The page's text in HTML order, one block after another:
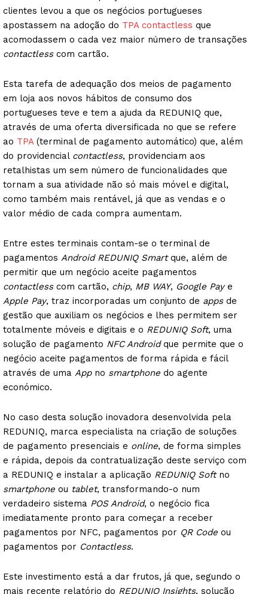
clientes levou a que os negócios portugueses
apostassem na adoção do TPA contactless que
acomodassem o cada vez maior número de transações
contactlesscom cartão.
Esta tarefa de adequação dos meios de pagamento
em loja aos novos hábitos de consumo dos
portugueses teve e tem a ajuda da REDUNIQ que,
através de uma oferta diversificada no que se refere
ao TPA(terminal de pagamento automático) que, além
do providencial contactless, providenciam aos
retalhistas um sem número de funcionalidades que
tornam a sua atividade não só mais móvel e digital,
como também mais rentável, já que as vendas e o
valor médio de cada compra aumentam.
Entre estes terminais contam-se o terminal de
pagamentos Android REDUNIQ Smartque, além de
permitir que um negócio aceite pagamentos
contactlesscom cartão, chip, MB WAY, Google Paye
Apple Pay, traz incorporadas um conjunto de appsde
gestão que auxiliam os negócios e lhes permitem ser
totalmente móveis e digitais e o REDUNIQ Soft, uma
solução de pagamento NFC Androidque permite que o
negócio aceite pagamentos de forma rápida e fácil
através de uma Appno smartphone do agente
económico.
No caso desta solução inovadora desenvolvida pela
REDUNIQ, marca especialista na criação de soluções
de pagamento presenciais e online, de forma simples
e rápida, depois da contratualização deste serviço com
a REDUNIQ e instalar a aplicação REDUNIQ Softno
smartphone ou tablet, transformando-o num
verdadeiro sistema POS Android, o negócio fica
imediatamente pronto para começar a receber
pagamentos por NFC, pagamentos por QR Code ou
pagamentos por Contactless.
Este investimento está a dar frutos, já que, segundo o
mais recente relatório do REDUNIQ Insights, solução